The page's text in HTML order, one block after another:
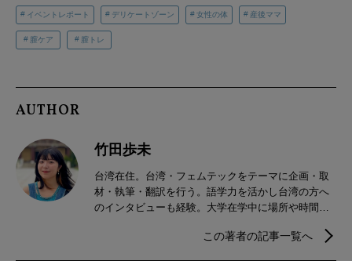
イベントレポート デリケートゾーン 女性の体 産後ママ
膣ケア 膣トレ
AUTHOR
竹田歩未
台湾在住。台湾・フェムテックをテーマに企画・取
材・執筆・翻訳を行う。語学力を活かし台湾の方へ
のインタビューも経験。大学在学中に場所や時間に
業後の2022年〜台湾留学を機に台湾で生活。
この著者の記事一覧へ